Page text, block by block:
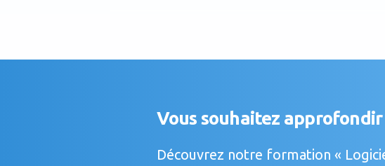
Vous souhaitez approfondir
Découvrez notre formation «